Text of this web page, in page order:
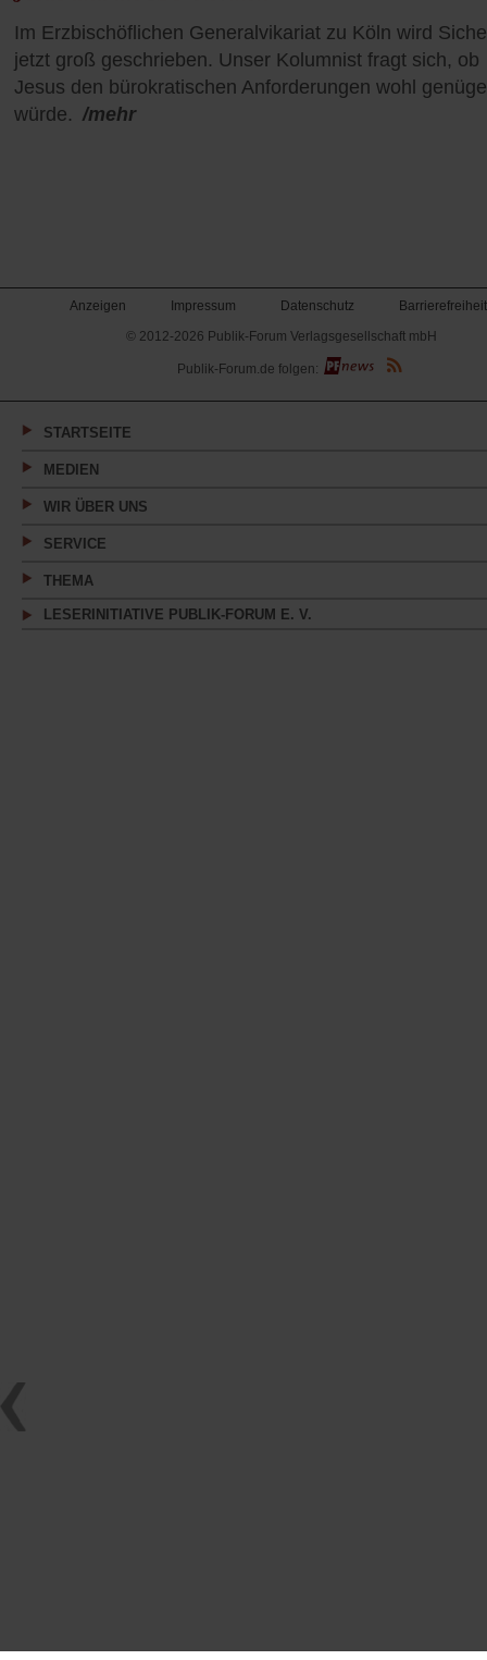
Im Erzbischöflichen Generalvikariat zu Köln wird
jetzt groß geschrieben. Unser Kolumnist fragt sich, ob
Jesus den bürokratischen Anforderungen wohl
würde. /mehr
Anzeigen Impressum Datenschutz
Barrierefreiheit
© 2012-2026 Publik-Forum Verlagsgesellschaft mbH
(Öffnet
in
neuen
Publik-Forum.de folgen:
STARTSEITE
MEDIEN
WIR ÜBER UNS
SERVICE
THEMA
LESERINITIATIVE PUBLIK-FORUM E. V.